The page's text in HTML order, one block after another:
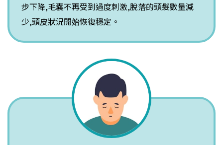
步下降,毛囊不再受到過度刺激,脫落的頭髮數量減
少,頭皮狀況開始恢復穩定。